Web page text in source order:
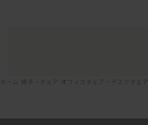
ホーム 椅子・チェア オフィスチェア・デスクチェア